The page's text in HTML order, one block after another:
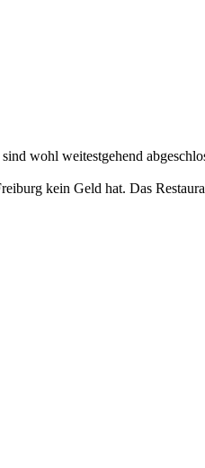
wohl weitestgehend
kein Geld hat. Das